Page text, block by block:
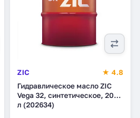
ZIC
★ 4.8
Гидравлическое масло ZIC
Vega 32, синтетическое, 200
л (202634)